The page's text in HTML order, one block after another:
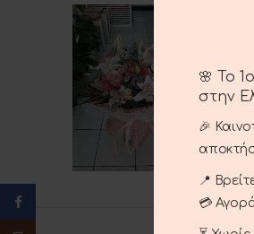
🌸 Το
στην
🎉
📍
💳